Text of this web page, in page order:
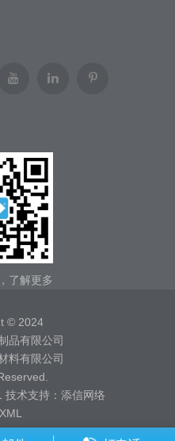
了解更多
© 2024
品有限公司
料有限公司
技术支持： 添信网络
XML